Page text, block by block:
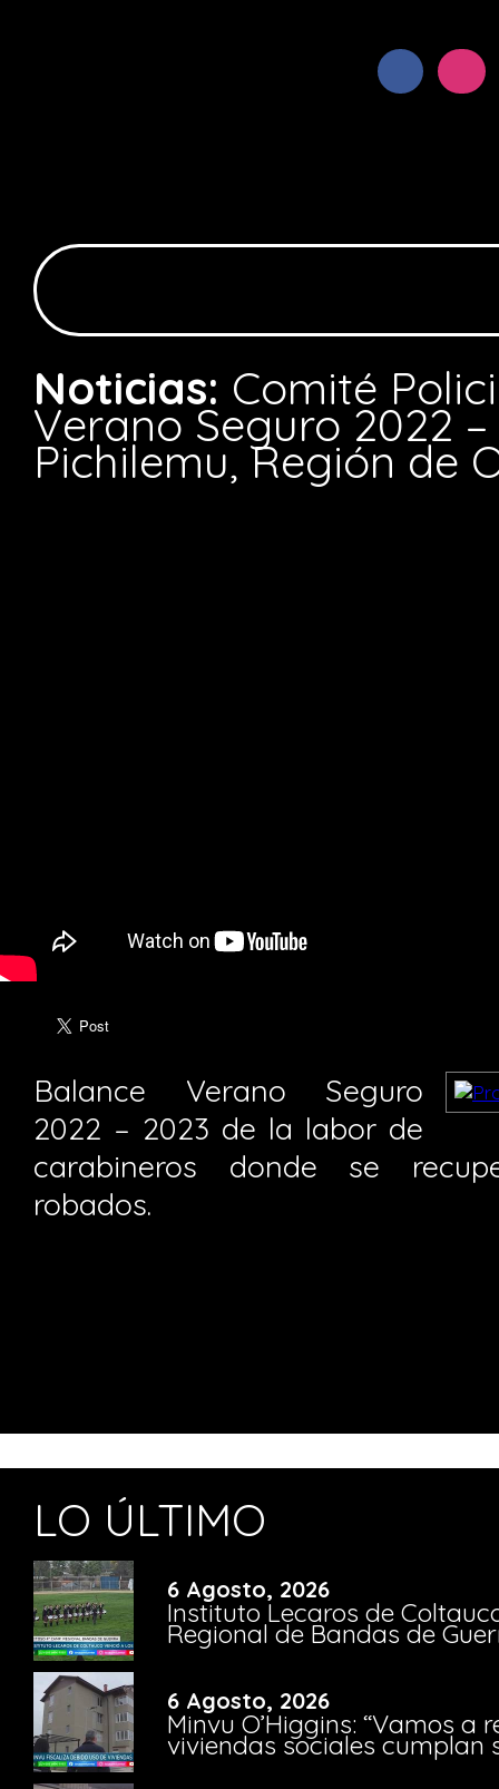
Noticias: Comité
Verano Seguro 2022
Pichilemu, Región de
Balance Verano Seguro
2022 – 2023 de la labor de
carabineros donde se
robados.
LO ÚLTIMO
6 Agosto, 2026
Instituto Lecaros de
Regional de Bandas de
6 Agosto, 2026
Minvu O’Higgins: “Vamos a
viviendas sociales cumplan